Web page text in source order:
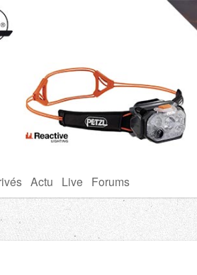
Actu Live Forums